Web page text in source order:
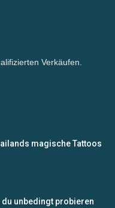
Verkäufen.
magische Tattoos
du unbedingt probieren